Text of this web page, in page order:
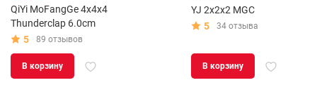
QiYi MoFangGe 4x4x4
Thunderclap 6.0cm
5
89 отзывов
В корзину
YJ 2x2x2 MGC
5
34 отзыва
В корзину